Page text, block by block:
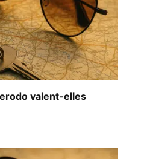
valent-elles